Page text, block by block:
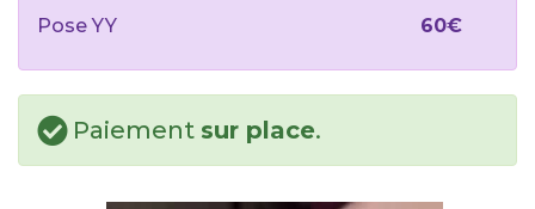
Pose YY
60€
Paiement sur place.